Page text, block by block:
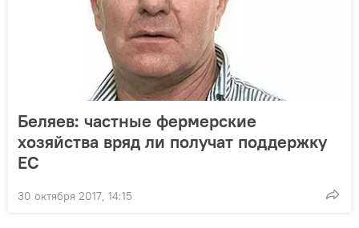
Беляев: частные фермерские
хозяйства вряд ли получат поддержку
ЕС
30 октября 2017, 14:15